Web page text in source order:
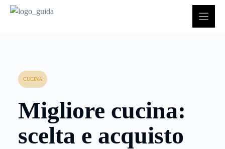
CUCINA
Migliore cucina:
scelta e acquisto